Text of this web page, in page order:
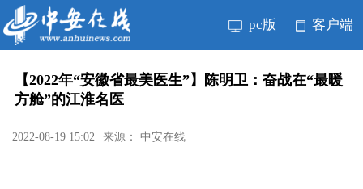
pc版 客户端
【2022年“安徽省最美医生”】陈明卫：奋战在“最暖
方舱”的江淮名医
2022-08-19 15:02 来源： 中安在线